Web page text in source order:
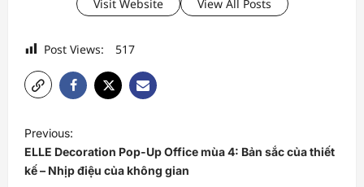
Visit Website View All Posts
Post Views: 517
o
s
Previous:
ELLE Decoration Pop-Up Office mùa 4: Bản sắc của thiết
kế – Nhịp điệu của không gian